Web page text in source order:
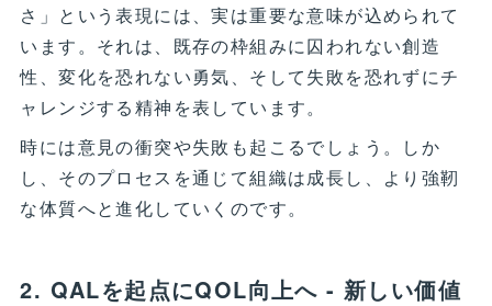
さ」という表現には、実は重要な意味が込められて
います。それは、既存の枠組みに囚われない創造
性、変化を恐れない勇気、そして失敗を恐れずにチ
ャレンジする精神を表しています。
時には意見の衝突や失敗も起こるでしょう。しか
し、そのプロセスを通じて組織は成長し、より強靭
な体質へと進化していくのです。
2. QALを起点にQOL向上へ - 新しい価値